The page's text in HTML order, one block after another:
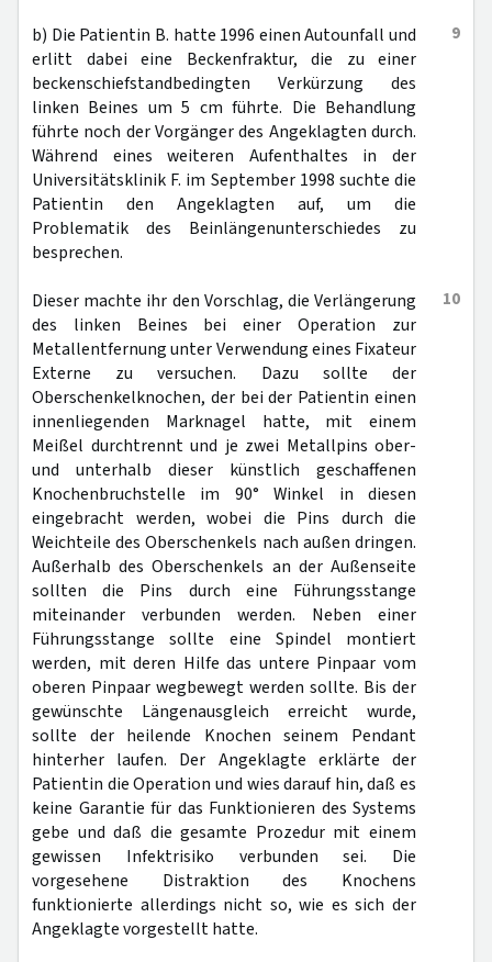
9
b) Die Patientin B. hatte 1996 einen Autounfall und
erlitt dabei eine Beckenfraktur, die zu einer
beckenschiefstandbedingten Verkürzung des
linken Beines um 5 cm führte. Die Behandlung
führte noch der Vorgänger des Angeklagten durch.
Während eines weiteren Aufenthaltes in der
Universitätsklinik F. im September 1998 suchte die
Patientin den Angeklagten auf, um die
Problematik des Beinlängenunterschiedes zu
besprechen.
10
Dieser machte ihr den Vorschlag, die Verlängerung
des linken Beines bei einer Operation zur
Metallentfernung unter Verwendung eines Fixateur
Externe zu versuchen. Dazu sollte der
Oberschenkelknochen, der bei der Patientin einen
innenliegenden Marknagel hatte, mit einem
Meißel durchtrennt und je zwei Metallpins ober-
und unterhalb dieser künstlich geschaffenen
Knochenbruchstelle im 90° Winkel in diesen
eingebracht werden, wobei die Pins durch die
Weichteile des Oberschenkels nach außen dringen.
Außerhalb des Oberschenkels an der Außenseite
sollten die Pins durch eine Führungsstange
miteinander verbunden werden. Neben einer
Führungsstange sollte eine Spindel montiert
werden, mit deren Hilfe das untere Pinpaar vom
oberen Pinpaar wegbewegt werden sollte. Bis der
gewünschte Längenausgleich erreicht wurde,
sollte der heilende Knochen seinem Pendant
hinterher laufen. Der Angeklagte erklärte der
Patientin die Operation und wies darauf hin, daß es
keine Garantie für das Funktionieren des Systems
gebe und daß die gesamte Prozedur mit einem
gewissen Infektrisiko verbunden sei. Die
vorgesehene Distraktion des Knochens
funktionierte allerdings nicht so, wie es sich der
Angeklagte vorgestellt hatte.